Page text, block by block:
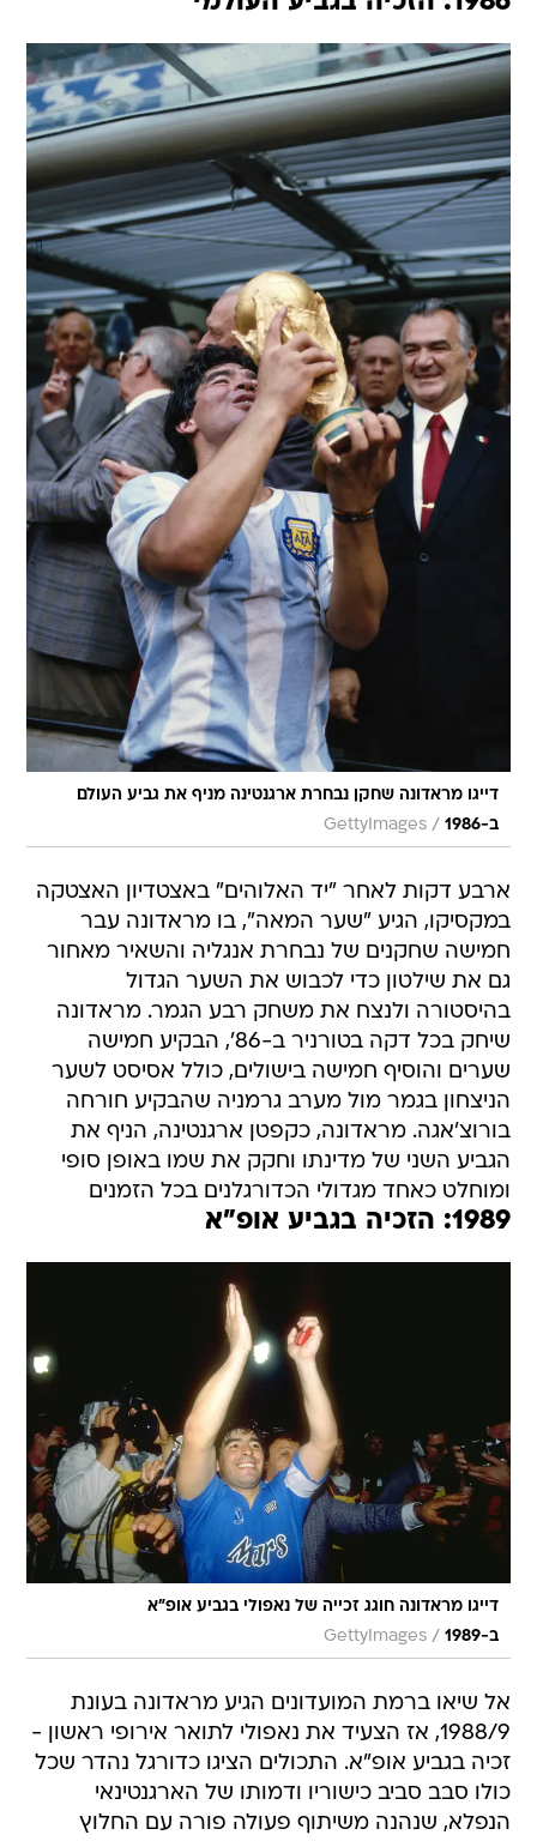
דייגו מראדונה שחקן נבחרת ארגנטינה מניף את גביע העולם
ב-1986
/
GettyImages
ארבע דקות לאחר "יד האלוהים" באצטדיון האצטקה
במקסיקו, הגיע "שער המאה", בו מראדונה עבר
חמישה שחקנים של נבחרת אנגליה והשאיר מאחור
גם את שילטון כדי לכבוש את השער הגדול
בהיסטורה ולנצח את משחק רבע הגמר. מראדונה
שיחק בכל דקה בטורניר ב-86', הבקיע חמישה
שערים והוסיף חמישה בישולים, כולל אסיסט לשער
הניצחון בגמר מול מערב גרמניה שהבקיע חורחה
בורוצ'אגה. מראדונה, כקפטן ארגנטינה, הניף את
הגביע השני של מדינתו וחקק את שמו באופן סופי
ומוחלט כאחד מגדולי הכדורגלנים בכל הזמנים
1989: הזכיה בגביע אופ"א
דייגו מראדונה חוגג זכייה של נאפולי בגביע אופ"א
ב-1989
/
GettyImages
אל שיאו ברמת המועדונים הגיע מראדונה בעונת
1988/9, אז הצעיד את נאפולי לתואר אירופי ראשון -
זכיה בגביע אופ"א. התכולים הציגו כדורגל נהדר שכל
כולו סבב סביב כישוריו ודמותו של הארגנטינאי
הנפלא, שנהנה משיתוף פעולה פורה עם החלוץ